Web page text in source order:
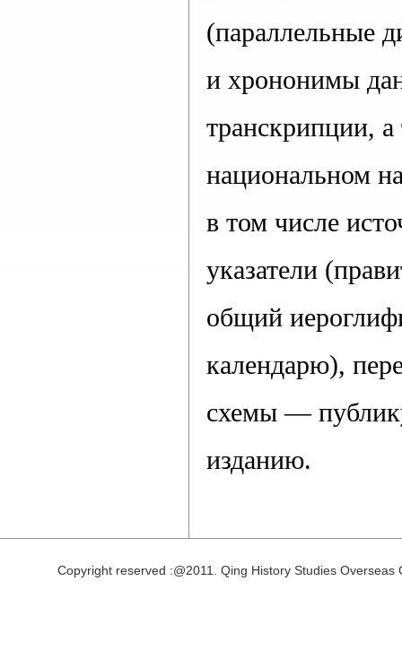
(параллельные
и хрононимы
транскрипции,
национальном
в том числе
указатели
общий
календарю),
схемы —
изданию.
Copyright reserved :@2011. Qing History Studies